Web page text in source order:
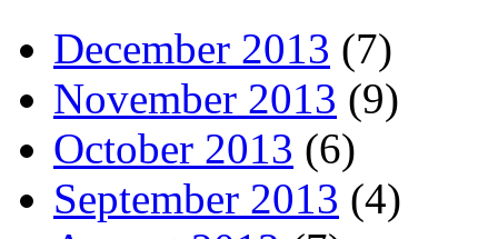
December 2013 (7)
November 2013 (9)
October 2013 (6)
September 2013 (4)